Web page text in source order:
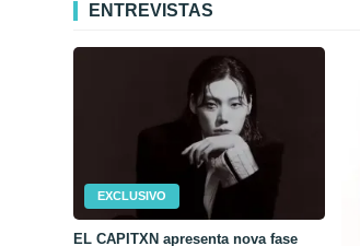
ENTREVISTAS
EXCLUSIVO
EL CAPITXN apresenta nova fase